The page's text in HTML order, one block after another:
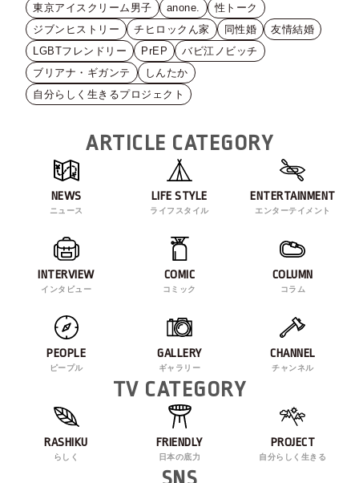
東京アイスクリーム男子
anone.
性トーク
ジブンヒストリー
チヒロックん家 同性婚
友情結婚
LGBTフレンドリー
PrEP
バビ江ノビッチ
ブリアナ・ギガンテ
しんたか
自分らしく生きるプロジェクト
ARTICLE CATEGORY
NEWS
ニュース
LIFE STYLE
ライフスタイル
ENTERTAINMENT
エンターテイメント
INTERVIEW
インタビュー
COMIC
コミック
COLUMN
コラム
PEOPLE
ピープル
GALLERY
ギャラリー
CHANNEL
チャンネル
TV CATEGORY
RASHIKU
らしく
FRIENDLY
日本の底力
PROJECT
自分らしく生きる